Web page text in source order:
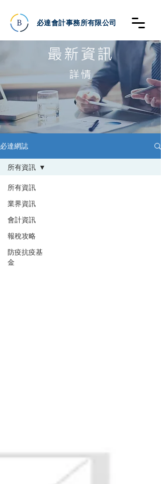
必達會計事務所有限公司
最新資訊
詳情
必達網誌
所有資訊
業界資訊
會計資訊
報稅攻略
防疫抗疫基
金
所有資訊